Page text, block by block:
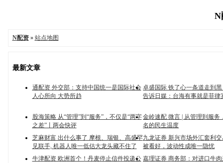
N
N配资» 站点地图
最新文章
通配资 外交部：支持中国统一是国际社会
人心所向 大势所趋
卓盛国际 铁了心一条道走到
告诉日媒：台海有事就是菲律
股海策略 从“管理”到“服务”，不仅是“两字
之差”丨两会快评
金岭速配 微言 | 从管理到服务
名的民生温度
芝麻财富 出什么事了 摩根、瑞银、高盛罕
见联手, 机器人唯一低估大龙头藏不住了
九龙证券 新兴市场外汇套利
被看好，波动性成唯一隐忧
牛津配资 欧洲首个！丹麦停止信件投递公 嘉理证券 商务部：对进口牛